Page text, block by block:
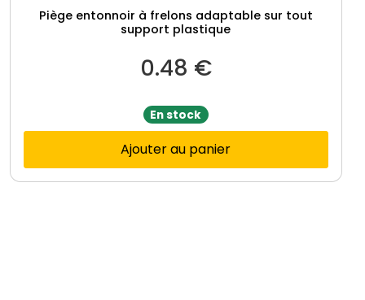
Piège entonnoir à frelons adaptable sur tout
support plastique
0.48 €
En stock
Ajouter au panier